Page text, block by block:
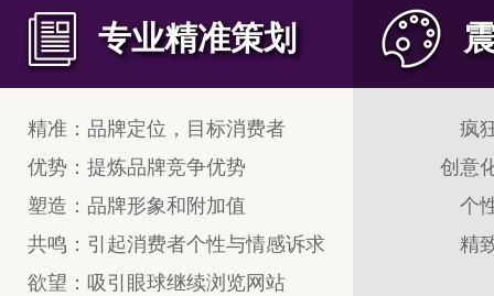
专业精准策划
精准：品牌定位，目标消费者
优势：提炼品牌竞争优势
塑造：品牌形象和附加值
共鸣：引起消费者个性与情感诉求
欲望：吸引眼球继续浏览网站
疯
创意
个
精